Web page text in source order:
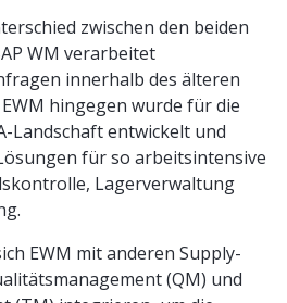
zwischen den beiden
WM verarbeitet
innerhalb des älteren
EWM hingegen wurde für die
Landschaft entwickelt und
für so arbeitsintensive
Lagerverwaltung
EWM mit anderen Supply-
(QM) und